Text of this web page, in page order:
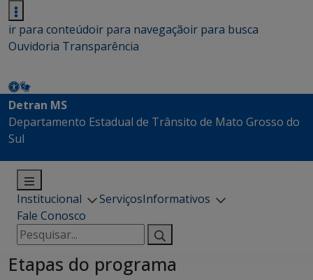
ir para conteúdoir para navegaçãoir para busca
Ouvidoria Transparência
Detran MS
Departamento Estadual de Trânsito de Mato Grosso do
Sul
Institucional ServiçosInformativos
Fale Conosco
Pesquisar
por:
Etapas do programa